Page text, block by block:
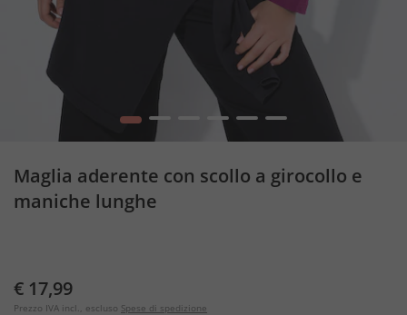
1 2 4 5 6
Maglia aderente con scollo a girocollo e
maniche lunghe
€ 17,99
Prezzo IVA incl., escluso Spese di spedizione